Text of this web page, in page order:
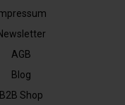
AGB
Blog
B2B Shop